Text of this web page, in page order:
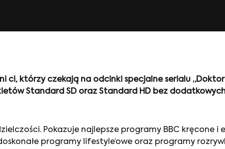
ci, którzy czekają na odcinki specjalne serialu „Doktor
Standard SD oraz Standard HD bez
Pokazuje najlepsze programy BBC kręcone i
programy lifestyle’owe oraz programy